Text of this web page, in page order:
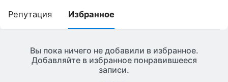
Репутация Избранное
Вы пока ничего не добавили в избранное.
Добавляйте в избранное понравившееся
записи.